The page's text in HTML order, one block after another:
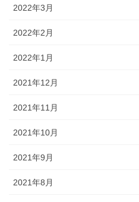
2022年3月
2022年2月
2022年1月
2021年12月
2021年11月
2021年10月
2021年9月
2021年8月